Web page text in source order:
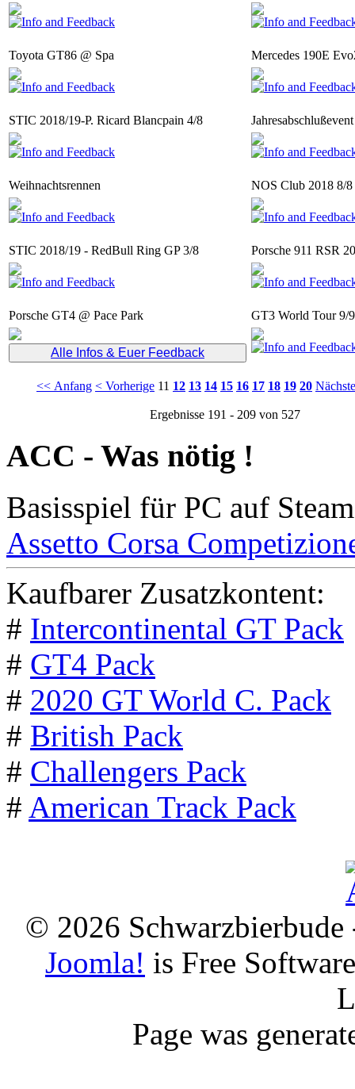
Toyota GT86 @ Spa Mercedes 190E
STIC 2018/19-P. Ricard Blancpain 4/8 Jahresabschlußevent
Weihnachtsrennen NOS Club 2018 8/8
STIC 2018/19 - RedBull Ring GP 3/8 Porsche 911 RSR
Porsche GT4 @ Pace Park
Alle Infos & Euer Feedback
GT3 World Tour 9/9
<< Anfang < Vorherige 11 12 13 14 15 16 17 18 19 20
Ergebnisse 191 - 209 von 527
ACC - Was nötig !
Basisspiel für PC auf
Assetto Corsa
Kaufbarer Zusatzkontent:
# Intercontinental GT Pack
# GT4 Pack
# 2020 GT World C. Pack
# British Pack
# Challengers Pack
# American Track Pack
© 2026
Joomla! is Free
Page was